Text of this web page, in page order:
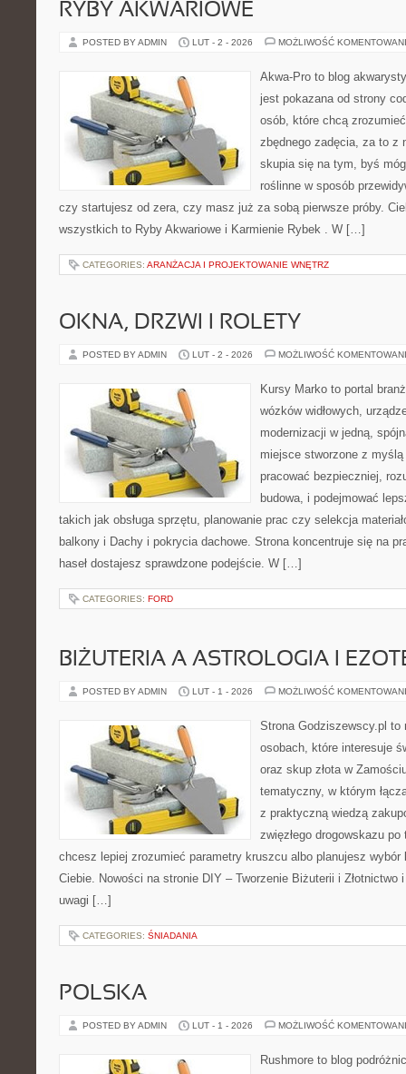
RYBY AKWARIOWE
POSTED BY ADMIN LUT - 2 - 2026 MOŻLIWOŚĆ
Akwa-Pro to blog
jest pokazana od strony
osób, które chcą
zbędnego zadęcia, za to z
skupia się na tym, byś
roślinne w sposób
czy startujesz od zera, czy masz już za sobą pierwsze próby.
wszystkich to Ryby Akwariowe i Karmienie Rybek . W […]
CATEGORIES: ARANŻACJA I PROJEKTOWANIE WNĘTRZ
OKNA, DRZWI I ROLETY
POSTED BY ADMIN LUT - 2 - 2026 MOŻLIWOŚĆ
Kursy Marko to portal
wózków widłowych,
modernizacji w jedną,
miejsce stworzone z
pracować bezpieczniej,
budowa, i podejmować
takich jak obsługa sprzętu, planowanie prac czy selekcja
balkony i Dachy i pokrycia dachowe. Strona koncentruje się na
haseł dostajesz sprawdzone podejście. W […]
CATEGORIES: FORD
BIŻUTERIA A ASTROLOGIA I
POSTED BY ADMIN LUT - 1 - 2026 MOŻLIWOŚĆ
Strona Godziszewscy.pl
osobach, które interesuje
oraz skup złota w
tematyczny, w którym
z praktyczną wiedzą
zwięzłego drogowskazu
chcesz lepiej zrozumieć parametry kruszcu albo planujesz
Ciebie. Nowości na stronie DIY – Tworzenie Biżuterii i Złotnictwo
uwagi […]
CATEGORIES: ŚNIADANIA
POLSKA
POSTED BY ADMIN LUT - 1 - 2026 MOŻLIWOŚĆ
Rushmore to blog